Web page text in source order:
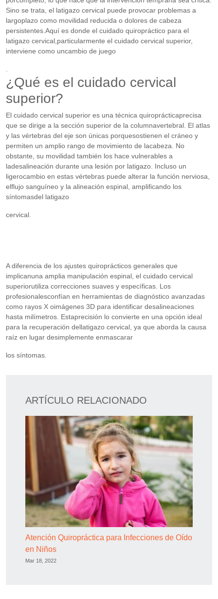
Sino se trata, el latigazo cervical puede provocar problemas a
largoplazo como movilidad reducida o dolores de cabeza
persistentes.Aquí es donde el cuidado quiropráctico para el
latigazo cervical,particularmente el cuidado cervical superior,
interviene como uncambio de juego
¿Qué es el cuidado cervical
superior?
El cuidado cervical superior es una técnica quiroprácticaprecisa
que se dirige a la sección superior de la columnavertebral. El atlas
y las vértebras del eje son únicas porquesostienen el cráneo y
permiten un amplio rango de movimiento de lacabeza. No
obstante, su movilidad también los hace vulnerables a
ladesalineación durante una lesión por latigazo. Incluso un
ligerocambio en estas vértebras puede alterar la función nerviosa,
elflujo sanguíneo y la alineación espinal, amplificando los
síntomasdel latigazo
cervical.
A diferencia de los ajustes quiroprácticos generales que
implicanuna amplia manipulación espinal, el cuidado cervical
superiorutiliza correcciones suaves y específicas. Los
profesionalesconfían en herramientas de diagnóstico avanzadas
como rayos X oimágenes 3D para identificar desalineaciones
hasta milímetros. Estaprecisión lo convierte en una opción ideal
para la recuperación dellatigazo cervical, ya que aborda la causa
raíz en lugar desimplemente enmascarar
los síntomas.
ARTÍCULO RELACIONADO
Atención Quiropráctica para Infecciones de Oído
en Niños
Mar 18, 2022